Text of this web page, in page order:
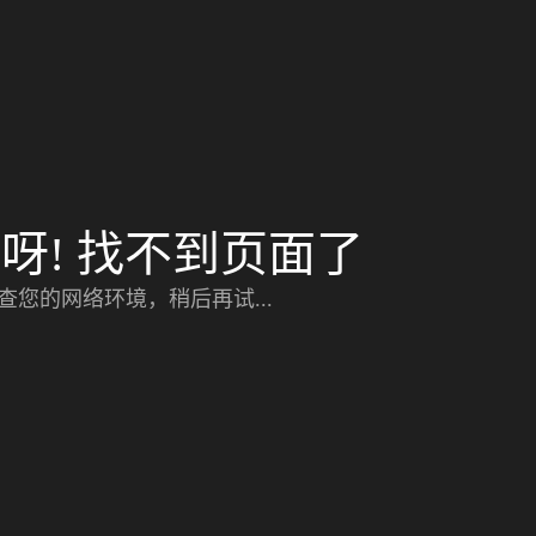
! 找不到页面了
您的网络环境，稍后再试...